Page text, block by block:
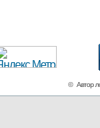
© Автор